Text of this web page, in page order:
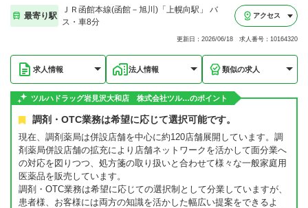
最寄り駅
ＪＲ函館本線(函館－旭川)「上幌向駅」 バ
ス・車8分
アクセス
更新日：2026/06/18 求人番号：10164320
求人情報 法人情報 類似の求人
ツルハドラッグ岩見沢大和店 株式会社ツル…のポイント
調剤・OTC業務は希望に応じて選択可能です。
現在、調剤薬局は併設店舗を中心に約120店舗展開しています。調
剤薬局併設店舗の拡充により店舗ネットワークを活かして面分業へ
の対応を図りつつ、処方箋の取り扱いと合わせて様々な一般家庭用
医薬品を販売しています。
調剤・OTC業務は希望に応じての選択制として分業していますが、
患者様、お客様には両方の知識を活かした幅広い提案をできるよ